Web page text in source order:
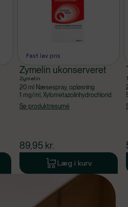
Fast lav pris
Zymelin ukonserveret
Zymelin
20 ml Næsespray, opløsning
1 mg/ml, Xylometazolinhydrochlorid
Se produktresumé
$nuværende pris
89,95 kr.
Læg i kurv